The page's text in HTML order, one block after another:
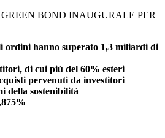
BOND INAUGURALE PER
ordini hanno superato 1,3 miliardi di
di cui più del 60% esteri
pervenuti da investitori
della sostenibilità